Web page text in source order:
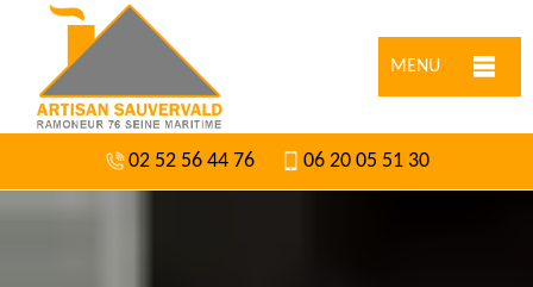
MENU
02 52 56 44 76 06 20 05 51 30